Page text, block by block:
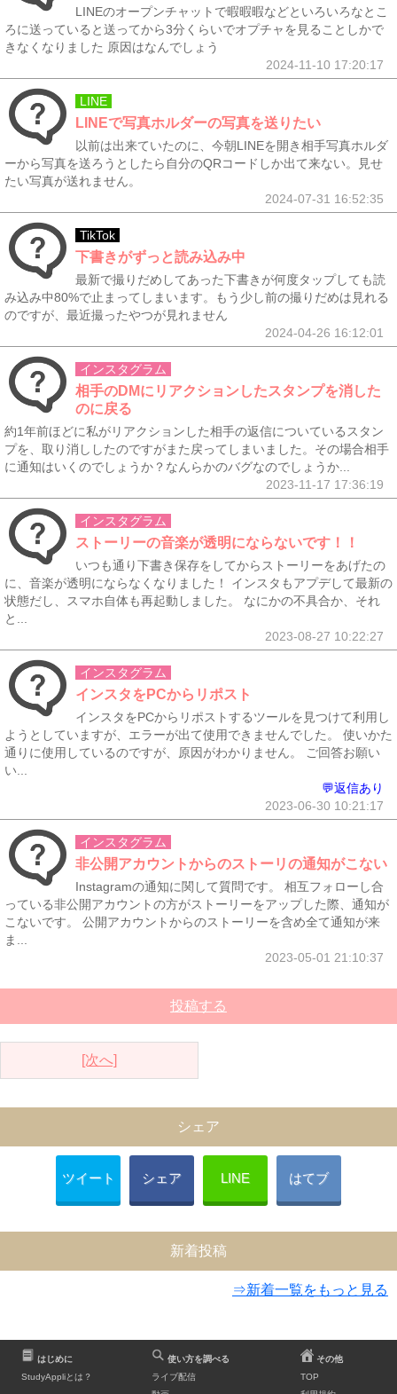
LINEのオープンチャットで暇暇暇などといろいろなとこ
ろに送っていると送ってから3分くらいでオプチャを見ることしかで
きなくなりました 原因はなんでしょう
2024-11-10 17:20:17
LINE
LINEで写真ホルダーの写真を送りたい
以前は出来ていたのに、今朝LINEを開き相手写真ホルダ
ーから写真を送ろうとしたら自分のQRコードしか出て来ない。見せ
たい写真が送れません。
2024-07-31 16:52:35
TikTok
下書きがずっと読み込み中
最新で撮りだめしてあった下書きが何度タップしても読
み込み中80%で止まってしまいます。もう少し前の撮りだめは見れる
のですが、最近撮ったやつが見れません
2024-04-26 16:12:01
インスタグラム
相手のDMにリアクションしたスタンプを消した
のに戻る
約1年前ほどに私がリアクションした相手の返信についているスタン
プを、取り消ししたのですがまた戻ってしまいました。その場合相手
に通知はいくのでしょうか？なんらかのバグなのでしょうか...
2023-11-17 17:36:19
インスタグラム
ストーリーの音楽が透明にならないです！！
いつも通り下書き保存をしてからストーリーをあげたの
に、音楽が透明にならなくなりました！ インスタもアプデして最新の
状態だし、スマホ自体も再起動しました。 なにかの不具合か、それ
と...
2023-08-27 10:22:27
インスタグラム
インスタをPCからリポスト
インスタをPCからリポストするツールを見つけて利用し
ようとしていますが、エラーが出て使用できませんでした。 使いかた
通りに使用しているのですが、原因がわかりません。 ご回答お願い
い...
💬返信あり
2023-06-30 10:21:17
インスタグラム
非公開アカウントからのストーリの通知がこない
Instagramの通知に関して質問です。 相互フォローし合
っている非公開アカウントの方がストーリーをアップした際、通知が
こないです。 公開アカウントからのストーリーを含め全て通知が来
ま...
2023-05-01 21:10:37
投稿する
[次へ]
シェア
ツイート シェア LINE はてブ
新着投稿
⇒新着一覧をもっと見る
はじめに
StudyAppliとは？
使い方を調べる
ライブ配信
その他
TOP